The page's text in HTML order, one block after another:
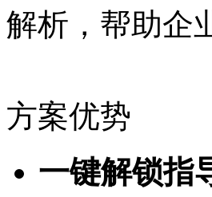
解析，帮助企
方案优势
一键解锁指